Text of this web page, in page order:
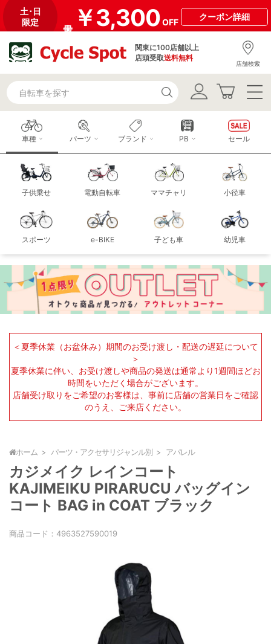
土･日
限定
￥3,300OFF
クーポン詳細
関東に100店舗以上
店頭受取送料無料
店舗検索
車種
子供乗せ 電動自転車 ママチャリ 小径車
スポーツ e-BIKE 子ども車 幼児車
パーツ ブランド PB セール
＜夏季休業（お盆休み）期間のお受け渡し・配送の遅延について
＞
夏季休業に伴い、お受け渡しや商品の発送は通常より1週間ほどお
時間をいただく場合がございます。
店舗受け取りをご希望のお客様は、事前に店舗の営業日をご確認
のうえ、ご来店ください。
ホーム パーツ・アクセサリジャンル別 アパレル
カジメイク レインコート
KAJIMEIKU PIRARUCU バッグイン
コート BAG in COAT ブラック
商品コード： 4963527590019